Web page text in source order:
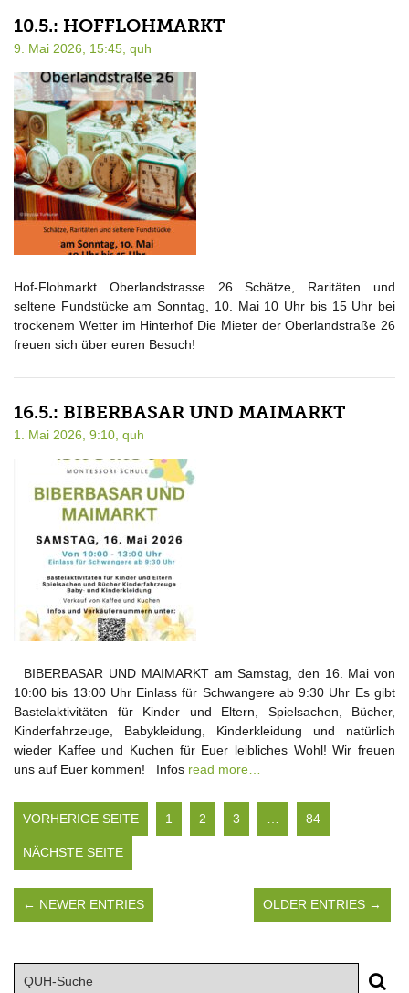
10.5.: HOFFLOHMARKT
9. Mai 2026, 15:45, quh
Hof-Flohmarkt Oberlandstrasse 26 Schätze, Raritäten und
seltene Fundstücke am Sonntag, 10. Mai 10 Uhr bis 15 Uhr bei
trockenem Wetter im Hinterhof Die Mieter der Oberlandstraße 26
freuen sich über euren Besuch!
16.5.: BIBERBASAR UND MAIMARKT
1. Mai 2026, 9:10, quh
BIBERBASAR UND MAIMARKT am Samstag, den 16. Mai von
10:00 bis 13:00 Uhr Einlass für Schwangere ab 9:30 Uhr Es gibt
Bastelaktivitäten für Kinder und Eltern, Spielsachen, Bücher,
Kinderfahrzeuge, Babykleidung, Kinderkleidung und natürlich
wieder Kaffee und Kuchen für Euer leibliches Wohl! Wir freuen
uns auf Euer kommen! Infos read more…
VORHERIGE SEITE 1 2 3 … 84
NÄCHSTE SEITE
← NEWER ENTRIES OLDER ENTRIES →